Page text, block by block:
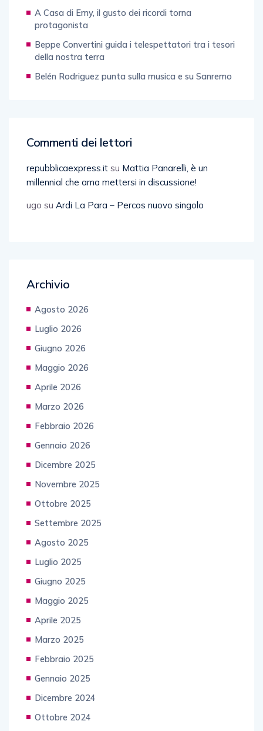
A Casa di Emy, il gusto dei ricordi torna
protagonista
Beppe Convertini guida i telespettatori tra i tesori
della nostra terra
Belén Rodriguez punta sulla musica e su Sanremo
Commenti dei lettori
repubblicaexpress.it su Mattia Panarelli, è un
millennial che ama mettersi in discussione!
ugo su Ardi La Para – Percos nuovo singolo
Archivio
Agosto 2026
Luglio 2026
Giugno 2026
Maggio 2026
Aprile 2026
Marzo 2026
Febbraio 2026
Gennaio 2026
Dicembre 2025
Novembre 2025
Ottobre 2025
Settembre 2025
Agosto 2025
Luglio 2025
Giugno 2025
Maggio 2025
Aprile 2025
Marzo 2025
Febbraio 2025
Gennaio 2025
Dicembre 2024
Ottobre 2024